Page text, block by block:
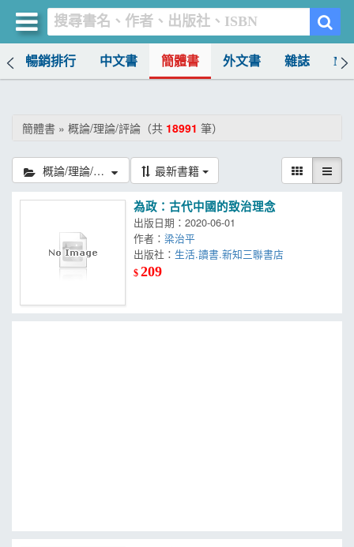
暢銷排行 中文書 簡體書 外文書 雜誌
簡體書 » 概論/理論/評論（共 18991 筆）
概論/理論/評論 最新書籍
為政：古代中國的致治理念
出版日期：2020-06-01
作者：梁治平
出版社：生活.讀書.新知三聯書店
$209
買書網
書店暢銷榜
簡體書
外文書